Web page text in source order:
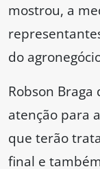
mostrou, a
do
Robson
atenção para
que terão
final e